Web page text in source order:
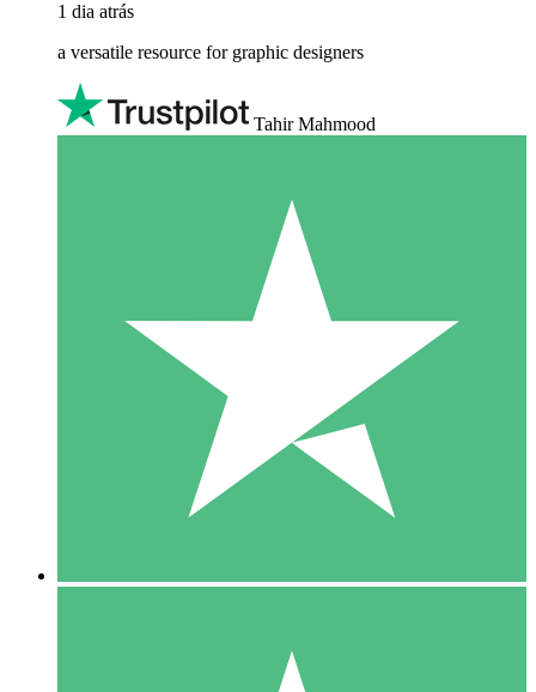
1 dia atrás
a versatile resource for graphic designers
Tahir Mahmood